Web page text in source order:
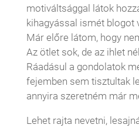
motiváltsággal látok
kihagyással ismét blogot
Már előre látom, hogy
Az ötlet sok, de az ihlet
Ráadásul a gondolatok
fejemben sem tisztultak
annyira szeretném már
Lehet rajta nevetni,